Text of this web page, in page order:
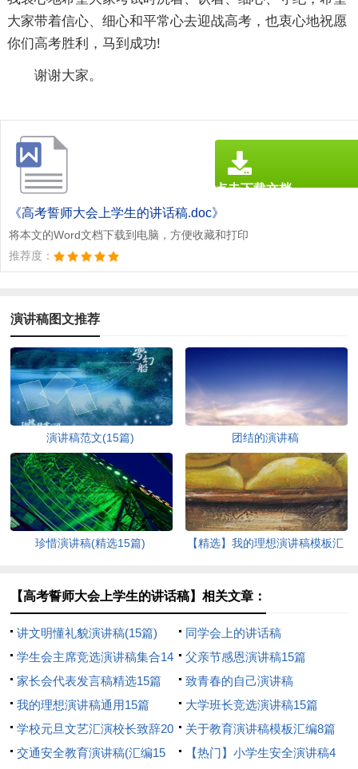
大家带着信心、细心和平常心去迎战高考，也衷心地祝愿
你们高考胜利，马到成功!
谢谢大家。
《高考誓师大会上学生的讲话稿.doc》
将本文的Word文档下载到电脑，方便收藏和打印
推荐度：
点击下载文档
文档为doc格式
演讲稿图文推荐
演讲稿范文(15篇) 团结的演讲稿
珍惜演讲稿(精选15篇)
【精选】我的理想演讲稿模板汇
【高考誓师大会上学生的讲话稿】相关文章：
讲文明懂礼貌演讲稿(15篇)
同学会上的讲话稿
学生会主席竞选演讲稿集合14
篇
父亲节感恩演讲稿15篇
家长会代表发言稿精选15篇
致青春的自己演讲稿
我的理想演讲稿通用15篇
大学班长竞选演讲稿15篇
学校元旦文艺汇演校长致辞20
篇
关于教育演讲稿模板汇编8篇
交通安全教育演讲稿(汇编15
【热门】小学生安全演讲稿4